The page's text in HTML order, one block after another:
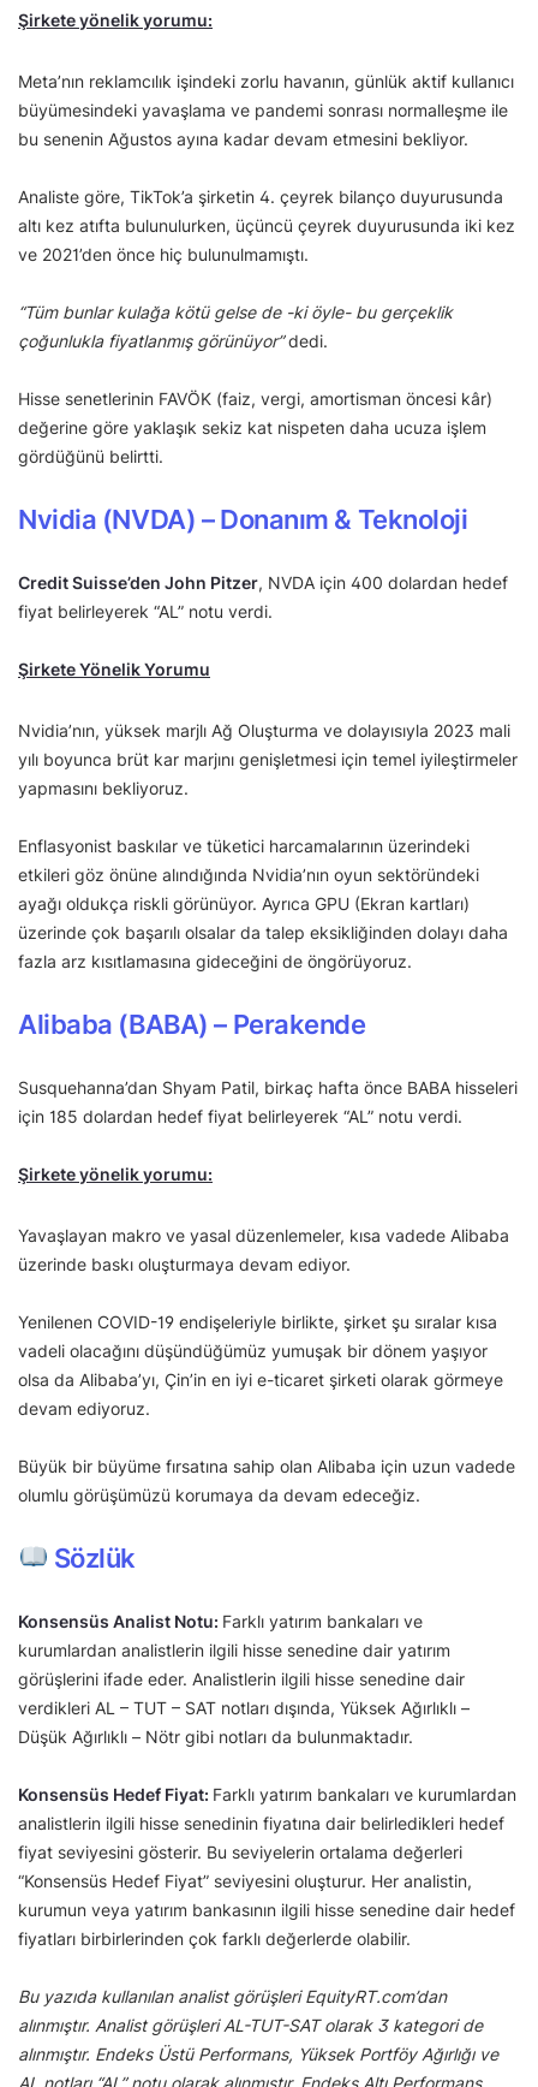
Şirkete yönelik yorumu:
Meta’nın reklamcılık işindeki zorlu havanın, günlük aktif kullanıcı
büyümesindeki yavaşlama ve pandemi sonrası normalleşme ile
bu senenin Ağustos ayına kadar devam etmesini bekliyor.
Analiste göre, TikTok’a şirketin 4. çeyrek bilanço duyurusunda
altı kez atıfta bulunulurken, üçüncü çeyrek duyurusunda iki kez
ve 2021’den önce hiç bulunulmamıştı.
“Tüm bunlar kulağa kötü gelse de -ki öyle- bu gerçeklik
çoğunlukla fiyatlanmış görünüyor”dedi.
Hisse senetlerinin FAVÖK (faiz, vergi, amortisman öncesi kâr)
değerine göre yaklaşık sekiz kat nispeten daha ucuza işlem
gördüğünü belirtti.
Nvidia (NVDA) –Donanım & Teknoloji
Credit Suisse’den John Pitzer, NVDA için 400 dolardan hedef
fiyat belirleyerek “AL” notu verdi.
Şirkete Yönelik Yorumu
Nvidia’nın, yüksek marjlı Ağ Oluşturma ve dolayısıyla 2023 mali
yılı boyunca brüt kar marjını genişletmesi için temel iyileştirmeler
yapmasını bekliyoruz.
Enflasyonist baskılar ve tüketici harcamalarının üzerindeki
etkileri göz önüne alındığında Nvidia’nın oyun sektöründeki
ayağı oldukça riskli görünüyor. Ayrıca GPU (Ekran kartları)
üzerinde çok başarılı olsalar da talep eksikliğinden dolayı daha
fazla arz kısıtlamasına gideceğini de öngörüyoruz.
Alibaba (BABA) – Perakende
Susquehanna’dan Shyam Patil, birkaç hafta önce BABA hisseleri
için 185 dolardan hedef fiyat belirleyerek “AL” notu verdi.
Şirkete yönelik yorumu:
Yavaşlayan makro ve yasal düzenlemeler, kısa vadede Alibaba
üzerinde baskı oluşturmaya devam ediyor.
Yenilenen COVID-19 endişeleriyle birlikte, şirket şu sıralar kısa
vadeli olacağını düşündüğümüz yumuşak bir dönem yaşıyor
olsa da Alibaba’yı, Çin’in en iyi e-ticaret şirketi olarak görmeye
devam ediyoruz.
Büyük bir büyüme fırsatına sahip olan Alibaba için uzun vadede
olumlu görüşümüzü korumaya da devam edeceğiz.
Sözlük
Konsensüs Analist Notu: Farklı yatırım bankaları ve
kurumlardan analistlerin ilgili hisse senedine dair yatırım
görüşlerini ifade eder. Analistlerin ilgili hisse senedine dair
verdikleri AL – TUT – SAT notları dışında, Yüksek Ağırlıklı –
Düşük Ağırlıklı – Nötr gibi notları da bulunmaktadır.
Konsensüs Hedef Fiyat: Farklı yatırım bankaları ve kurumlardan
analistlerin ilgili hisse senedinin fiyatına dair belirledikleri hedef
fiyat seviyesini gösterir. Bu seviyelerin ortalama değerleri
“Konsensüs Hedef Fiyat” seviyesini oluşturur. Her analistin,
kurumun veya yatırım bankasının ilgili hisse senedine dair hedef
fiyatları birbirlerinden çok farklı değerlerde olabilir.
Bu yazıda kullanılan analist görüşleri EquityRT.com’dan
alınmıştır. Analist görüşleri AL-TUT-SAT olarak 3 kategori de
alınmıştır. Endeks Üstü Performans, Yüksek Portföy Ağırlığı ve
AL notları “AL” notu olarak alınmıştır. Endeks Altı Performans,